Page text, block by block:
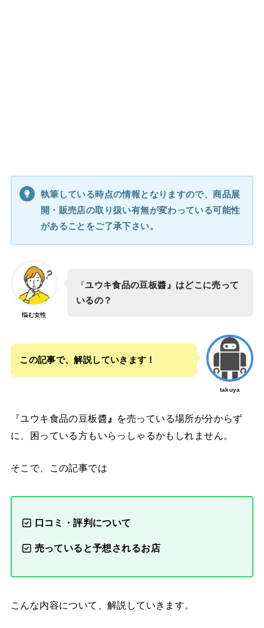
執筆している時点の情報となりますので、商品展
開・販売店の取り扱い有無が変わっている可能性
があることをご了承下さい。
悩む女性
『ユウキ食品の豆板醬』はどこに売って
いるの？
takuya
この記事で、解説していきます！
『ユウキ食品の豆板醬 』 を売っている場所が分からず
に、困っている方もいらっしゃるかもしれません。
そこで、この記事では
口コミ・評判について
売っていると予想されるお店
こんな内容について、解説していきます。